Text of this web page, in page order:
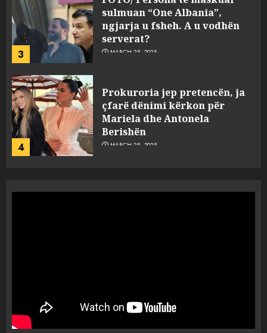
3
sulmuan “One Albania”,
ngjarja u fsheh. A u vodhën
serverat?
MARCH 25, 2025
4
Prokuroria jep pretencën, ja
çfarë dënimi kërkon për
Mariela dhe Antonela
Berishën
MARCH 25, 2025
“bosen” Joana Nano për
abuzim me fondet publike dhe